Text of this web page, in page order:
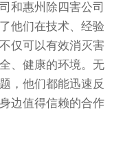
和惠州除四害公司
他们在技术、经验
仅可以有效消灭害
、健康的环境。无
，他们都能迅速反
边值得信赖的合作